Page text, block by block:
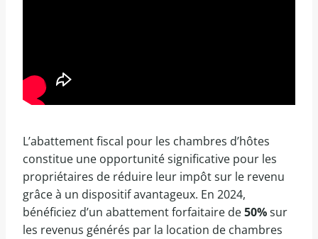
L’abattement fiscal pour les chambres d’hôtes
constitue une opportunité significative pour les
propriétaires de réduire leur impôt sur le revenu
grâce à un dispositif avantageux. En 2024,
bénéficiez d’un abattement forfaitaire de50%sur
les revenus générés par la location de chambres